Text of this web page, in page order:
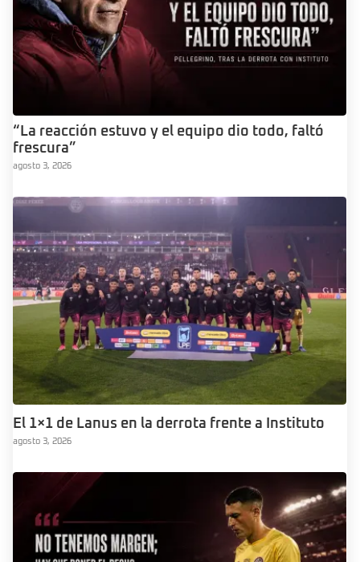
“La reacción estuvo y el equipo dio todo, faltó
frescura”
agosto 3, 2026
El 1×1 de Lanus en la derrota frente a Instituto
agosto 3, 2026